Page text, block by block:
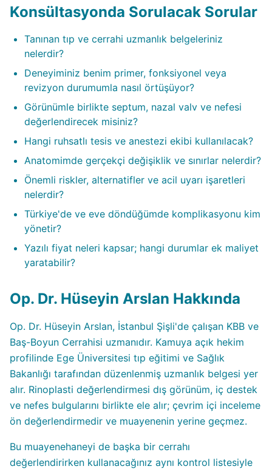
Konsültasyonda Sorulacak Sorular
Tanınan tıp ve cerrahi uzmanlık belgeleriniz
nelerdir?
Deneyiminiz benim primer, fonksiyonel veya
revizyon durumumla nasıl örtüşüyor?
Görünümle birlikte septum, nazal valv ve nefesi
değerlendirecek misiniz?
Hangi ruhsatlı tesis ve anestezi ekibi kullanılacak?
Anatomimde gerçekçi değişiklik ve sınırlar nelerdir?
Önemli riskler, alternatifler ve acil uyarı işaretleri
nelerdir?
Türkiye'de ve eve döndüğümde komplikasyonu kim
yönetir?
Yazılı fiyat neleri kapsar; hangi durumlar ek maliyet
yaratabilir?
Op. Dr. Hüseyin Arslan Hakkında
Op. Dr. Hüseyin Arslan, İstanbul Şişli'de çalışan KBB ve
Baş-Boyun Cerrahisi uzmanıdır. Kamuya açık hekim
profilinde Ege Üniversitesi tıp eğitimi ve Sağlık
Bakanlığı tarafından düzenlenmiş uzmanlık belgesi yer
alır. Rinoplasti değerlendirmesi dış görünüm, iç destek
ve nefes bulgularını birlikte ele alır; çevrim içi inceleme
ön değerlendirmedir ve muayenenin yerine geçmez.
Bu muayenehaneyi de başka bir cerrahı
değerlendirirken kullanacağınız aynı kontrol listesiyle